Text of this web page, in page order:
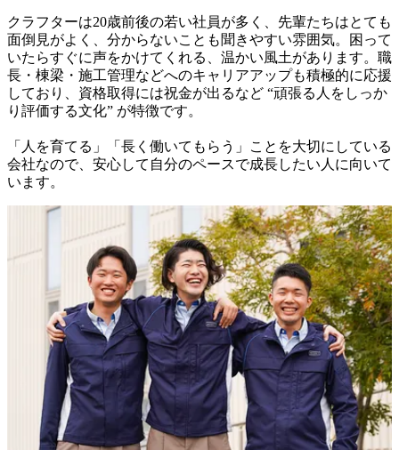
クラフターは20歳前後の若い社員が多く、先輩たちはとても
面倒見がよく、分からないことも聞きやすい雰囲気。困って
いたらすぐに声をかけてくれる、温かい風土があります。職
長・棟梁・施工管理などへのキャリアアップも積極的に応援
しており、資格取得には祝金が出るなど “頑張る人をしっか
り評価する文化” が特徴です。
「人を育てる」「長く働いてもらう」ことを大切にしている
会社なので、安心して自分のペースで成長したい人に向いて
います。